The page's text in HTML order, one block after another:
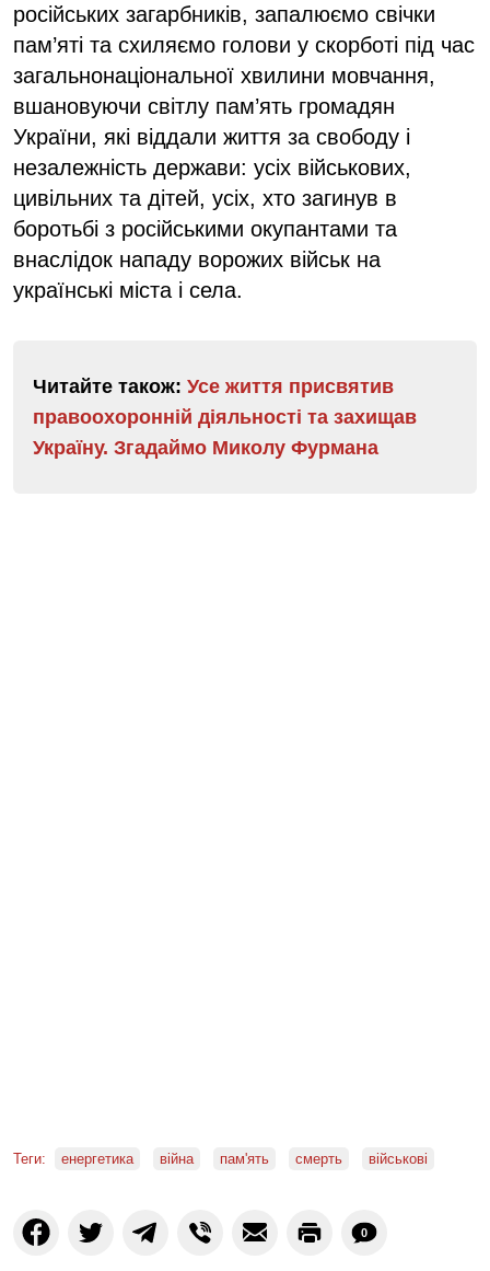
російських загарбників, запалюємо свічки
пам’яті та схиляємо голови у скорботі під час
загальнонаціональної хвилини мовчання,
вшановуючи світлу пам’ять громадян
України, які віддали життя за свободу і
незалежність держави: усіх військових,
цивільних та дітей, усіх, хто загинув в
боротьбі з російськими окупантами та
внаслідок нападу ворожих військ на
українські міста і села.
Читайте також: Усе життя присвятив
правоохоронній діяльності та захищав
Україну. Згадаймо Миколу Фурмана
Теги: енергетика війна пам'ять смерть військові
0